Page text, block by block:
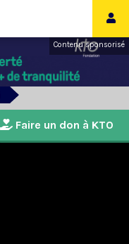
Contenu sponsorisé
Faire un don à KTO